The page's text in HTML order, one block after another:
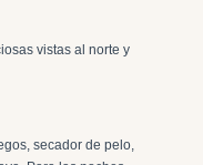
vistas al norte y
secador de pelo,